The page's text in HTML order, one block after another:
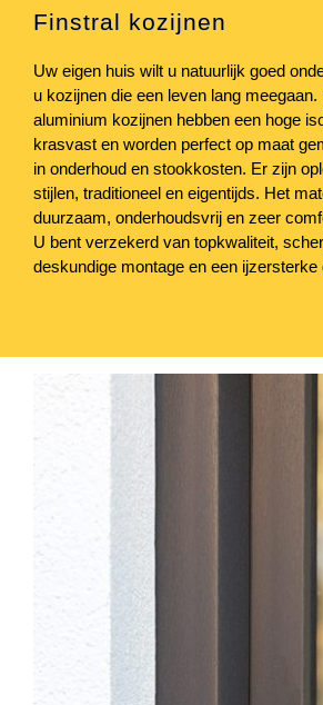
Finstral kozijnen
Uw eigen huis wilt u natuurlijk goed
u kozijnen die een leven lang
aluminium kozijnen hebben een hoge
krasvast en worden perfect op maat
in onderhoud en stookkosten. Er zijn
stijlen, traditioneel en eigentijds. Het
duurzaam, onderhoudsvrij en zeer
U bent verzekerd van topkwaliteit,
deskundige montage en een ijzersterke